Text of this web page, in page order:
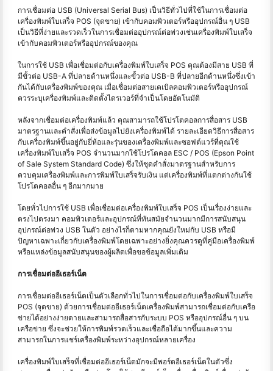
การเชื่อมต่อ USB (Universal Serial Bus) เป็นวิธีทั่วไปที่ใช้ในการเชื่อมต่อ
เครื่องพิมพ์ใบเสร็จ POS (จุดขาย) เข้ากับคอมพิวเตอร์หรืออุปกรณ์อื่น ๆ USB
เป็นวิธีที่ง่ายและรวดเร็วในการเชื่อมต่ออุปกรณ์ต่อพ่วงเช่นเครื่องพิมพ์ใบเสร็จ
เข้ากับคอมพิวเตอร์หรืออุปกรณ์ของคุณ
ในการใช้ USB เพื่อเชื่อมต่อกับเครื่องพิมพ์ใบเสร็จ POS คุณต้องมีสาย USB ที่
มีขั้วต่อ USB-A ที่ปลายด้านหนึ่งและขั้วต่อ USB-B ที่ปลายอีกด้านหนึ่งซึ่งเข้า
กันได้กับเครื่องพิมพ์ของคุณ เมื่อเชื่อมต่อสายเคเบิลคอมพิวเตอร์หรืออุปกรณ์
ควรระบุเครื่องพิมพ์และติดตั้งไดรเวอร์ที่จำเป็นโดยอัตโนมัติ
หลังจากเชื่อมต่อเครื่องพิมพ์แล้ว คุณสามารถใช้โปรโตคอลการสื่อสาร USB
มาตรฐานและคำสั่งเพื่อส่งข้อมูลไปยังเครื่องพิมพ์ได้ รายละเอียดวิธีการสื่อสาร
กับเครื่องพิมพ์ขึ้นอยู่กับยี่ห้อและรุ่นของเครื่องพิมพ์และซอฟต์แวร์ที่คุณใช้
เครื่องพิมพ์ใบเสร็จ POS จำนวนมากใช้โปรโตคอล ESC / POS (Epson Point
of Sale System Standard Code) ซึ่งให้ชุดคำสั่งมาตรฐานสำหรับการ
ควบคุมเครื่องพิมพ์และการพิมพ์ใบเสร็จรับเงิน แต่เครื่องพิมพ์ที่แตกต่างกันใช้
โปรโตคอลอื่น ๆ อีกมากมาย
โดยทั่วไปการใช้ USB เพื่อเชื่อมต่อเครื่องพิมพ์ใบเสร็จ POS เป็นเรื่องง่ายและ
ตรงไปตรงมา คอมพิวเตอร์และอุปกรณ์ที่ทันสมัยจำนวนมากมีการสนับสนุน
อุปกรณ์ต่อพ่วง USB ในตัว อย่างไรก็ตามหากคุณยังใหม่กับ USB หรือมี
ปัญหาเฉพาะเกี่ยวกับเครื่องพิมพ์โดยเฉพาะอย่างยิ่งคุณควรดูที่คู่มือเครื่องพิมพ์
หรือแหล่งข้อมูลสนับสนุนของผู้ผลิตเพื่อขอข้อมูลเพิ่มเติม
การเชื่อมต่ออีเธอร์เน็ต
การเชื่อมต่ออีเธอร์เน็ตเป็นตัวเลือกทั่วไปในการเชื่อมต่อกับเครื่องพิมพ์ใบเสร็จ
POS (จุดขาย) ด้วยการเชื่อมต่ออีเธอร์เน็ตเครื่องพิมพ์สามารถเชื่อมต่อกับเครือ
ข่ายได้อย่างง่ายดายและสามารถสื่อสารกับระบบ POS หรืออุปกรณ์อื่น ๆ บน
เครือข่าย ซึ่งจะช่วยให้การพิมพ์รวดเร็วและเชื่อถือได้มากขึ้นและความ
สามารถในการแชร์เครื่องพิมพ์ระหว่างอุปกรณ์หลายเครื่อง
เครื่องพิมพ์ใบเสร็จที่เชื่อมต่ออีเธอร์เน็ตมักจะมีพอร์ตอีเธอร์เน็ตในตัวซึ่ง